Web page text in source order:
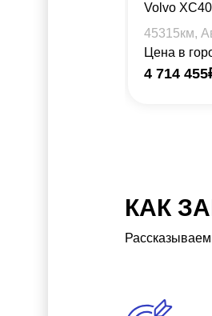
Volvo
45315км,
Цена в
4 714 455
КАК